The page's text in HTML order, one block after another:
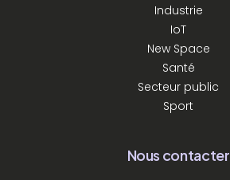
Industrie
IoT
New Space
Santé
Secteur public
Sport
Nous contacter